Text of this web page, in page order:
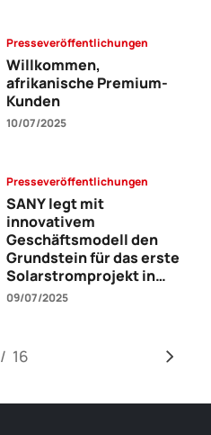
Presseveröffentlichungen
Willkommen,
afrikanische Premium-
Kunden
10/07/2025
Presseveröffentlichungen
SANY legt mit
innovativem
Geschäftsmodell den
Grundstein für das erste
Solarstromprojekt in
Simbabwe
09/07/2025
/ 16